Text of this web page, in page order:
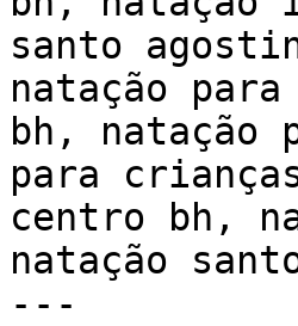
santo
natação
bh, natação
para
centro bh,
natação
---